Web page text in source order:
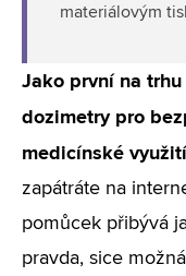
materiálovým
Jako první na
dozimetry pro
medicínské
zapátráte na
pomůcek přibývá
pravda, sice